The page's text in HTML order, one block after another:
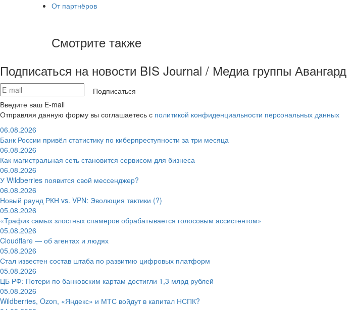
От партнёров
Смотрите также
Подписаться на новости BIS Journal / Медиа группы Авангард
Подписаться
Введите ваш E-mail
Отправляя данную форму вы соглашаетесь с политикой конфиденциальности персональных данных
06.08.2026
Банк России привёл статистику по киберпреступности за три месяца
06.08.2026
Как магистральная сеть становится сервисом для бизнеса
06.08.2026
У Wildberries появится свой мессенджер?
06.08.2026
Новый раунд РКН vs. VPN: Эволюция тактики (?)
05.08.2026
«Трафик самых злостных спамеров обрабатывается голосовым ассистентом»
05.08.2026
Cloudflare — об агентах и людях
05.08.2026
Стал известен состав штаба по развитию цифровых платформ
05.08.2026
ЦБ РФ: Потери по банковским картам достигли 1,3 млрд рублей
05.08.2026
Wildberries, Ozon, «Яндекс» и МТС войдут в капитал НСПК?